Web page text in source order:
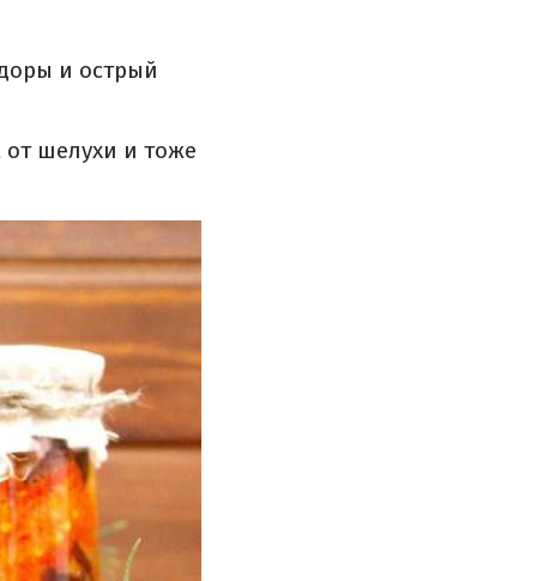
и острый
шелухи и тоже